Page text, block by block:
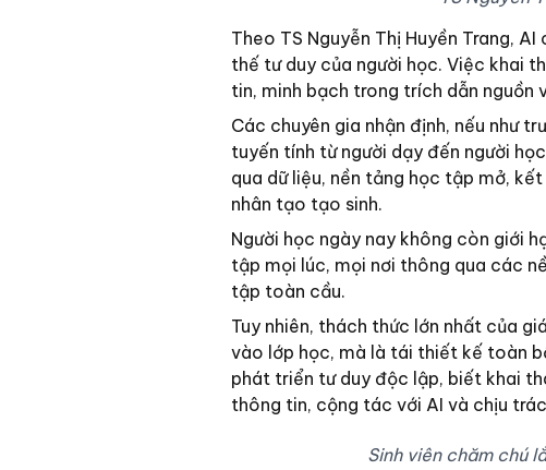
Theo TS Nguyễn Thị Huyền Trang,
thế tư duy của người học. Việc khai
tin, minh bạch trong trích dẫn nguồn
Các chuyên gia nhận định, nếu như
tuyến tính từ người dạy đến người
qua dữ liệu, nền tảng học tập mở,
nhân tạo tạo sinh.
Người học ngày nay không còn giới
tập mọi lúc, mọi nơi thông qua các
tập toàn cầu.
Tuy nhiên, thách thức lớn nhất của
vào lớp học, mà là tái thiết kế toàn
phát triển tư duy độc lập, biết khai
thông tin, cộng tác với AI và chịu
Sinh viên chăm chú